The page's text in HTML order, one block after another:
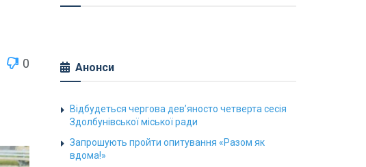
0 Анонси
Відбудеться чергова дев’яносто четверта сесія
Здолбунівської міської ради
Запрошують пройти опитування «Разом як
вдома!»